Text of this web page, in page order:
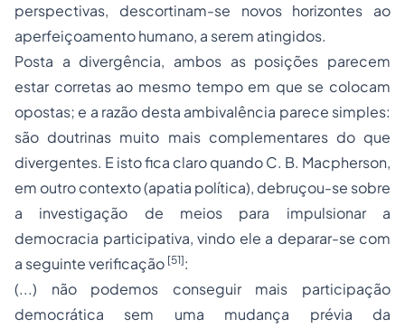
perspectivas, descortinam-se novos horizontes ao
aperfeiçoamento humano, a serem atingidos.
Posta a divergência, ambos as posições parecem
estar corretas ao mesmo tempo em que se colocam
opostas; e a razão desta ambivalência parece simples:
são doutrinas muito mais complementares do que
divergentes. E isto fica claro quando C. B. Macpherson,
em outro contexto (apatia política), debruçou-se sobre
a investigação de meios para impulsionar a
democracia participativa, vindo ele a deparar-se com
a seguinte verificação [51]:
(...) não podemos conseguir mais participação
democrática sem uma mudança prévia da